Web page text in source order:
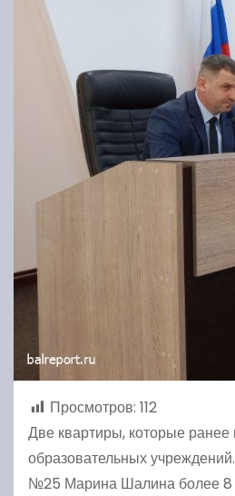
Просмотров: 112
Две квартиры, которые ранее
образовательных
№25 Марина Шалина более 8